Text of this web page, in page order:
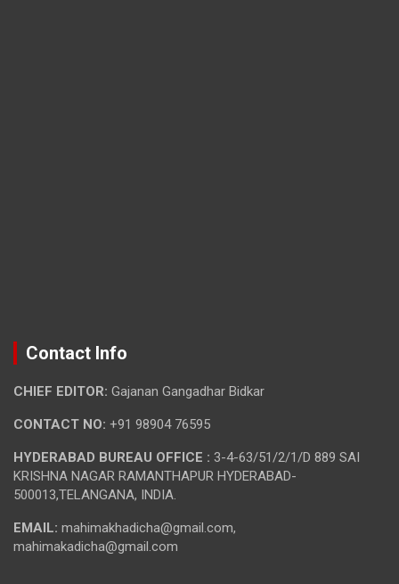
Contact Info
CHIEF EDITOR: Gajanan Gangadhar Bidkar
CONTACT NO: +91 98904 76595
HYDERABAD BUREAU OFFICE : 3-4-63/51/2/1/D 889 SAI
KRISHNA NAGAR RAMANTHAPUR HYDERABAD-
500013,TELANGANA, INDIA.
EMAIL: mahimakhadicha@gmail.com,
mahimakadicha@gmail.com